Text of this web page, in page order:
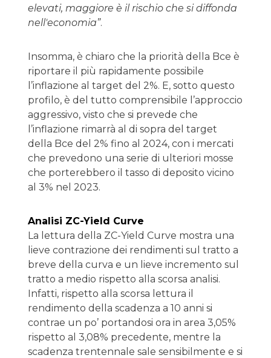
elevati, maggiore è il rischio che si diffonda
nell'economia”.
Insomma, è chiaro che la priorità della Bce è
riportare il più rapidamente possibile
l’inflazione al target del 2%. E, sotto questo
profilo, è del tutto comprensibile l’approccio
aggressivo, visto che si prevede che
l’inflazione rimarrà al di sopra del target
della Bce del 2% fino al 2024, con i mercati
che prevedono una serie di ulteriori mosse
che porterebbero il tasso di deposito vicino
al 3% nel 2023.
Analisi ZC-Yield Curve
La lettura della ZC-Yield Curve mostra una
lieve contrazione dei rendimenti sul tratto a
breve della curva e un lieve incremento sul
tratto a medio rispetto alla scorsa analisi.
Infatti, rispetto alla scorsa lettura il
rendimento della scadenza a 10 anni si
contrae un po’ portandosi ora in area 3,05%
rispetto al 3,08% precedente, mentre la
scadenza trentennale sale sensibilmente e si